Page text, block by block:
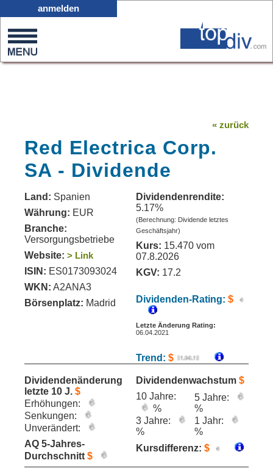
0
on
anmelden
« zurück
Red Electrica Corp.
SA - Dividende
Land: Spanien
Währung: EUR
Branche:
Versorgungsbetriebe
Website: > Link
ISIN: ES0173093024
WKN: A2ANA3
Börsenplatz: Madrid
Dividendenrendite:
5.17%
(Berechnung: Dividende letztes
Geschäftsjahr)
Kurs: 15.470 vom
07.8.2026
KGV: 17.2
Dividenden-Rating: $
Letzte Änderung Rating:
06.04.2021
Trend: $
Dividendenänderung
letzte 10 J. $
Erhöhungen:
Senkungen:
Unverändert:
AQ 5-Jahres-
Durchschnitt $
Dividendenwachstum $
10 Jahre:
%
5 Jahre:
%
3 Jahre:
%
1 Jahr:
%
Kursdifferenz: $